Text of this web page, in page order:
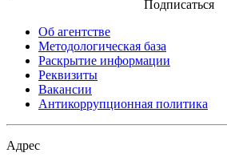
Подписаться
Об агентстве
Методологическая база
Раскрытие информации
Реквизиты
Вакансии
Антикоррупционная политика
Адрес